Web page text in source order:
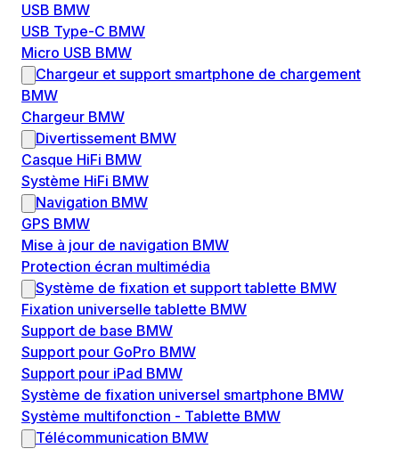
USB BMW
USB Type-C BMW
Micro USB BMW
Chargeur et support smartphone de chargement
BMW
Chargeur BMW
Divertissement BMW
Casque HiFi BMW
Système HiFi BMW
Navigation BMW
GPS BMW
Mise à jour de navigation BMW
Protection écran multimédia
Système de fixation et support tablette BMW
Fixation universelle tablette BMW
Support de base BMW
Support pour GoPro BMW
Support pour iPad BMW
Système de fixation universel smartphone BMW
Système multifonction - Tablette BMW
Télécommunication BMW